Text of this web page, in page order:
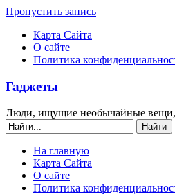
Пропустить запись
Карта Сайта
О сайте
Политика
Гаджеты
Люди, ищущие необычайные вещи,
На главную
Карта Сайта
О сайте
Политика